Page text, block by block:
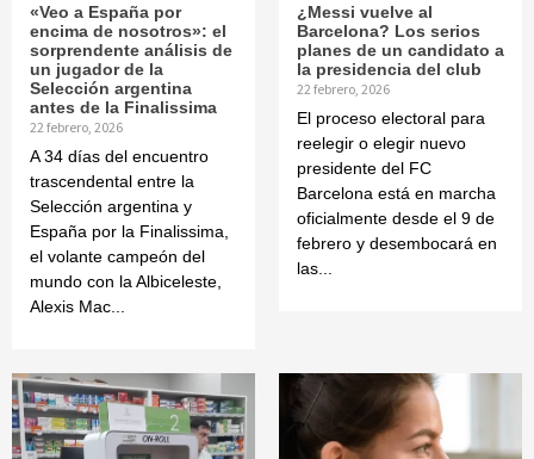
«Veo a España por
encima de nosotros»: el
sorprendente análisis de
un jugador de la
Selección argentina
antes de la Finalissima
22 febrero, 2026
A 34 días del encuentro
trascendental entre la
Selección argentina y
España por la Finalissima,
el volante campeón del
mundo con la Albiceleste,
Alexis Mac...
¿Messi vuelve al
Barcelona? Los serios
planes de un candidato a
la presidencia del club
22 febrero, 2026
El proceso electoral para
reelegir o elegir nuevo
presidente del FC
Barcelona está en marcha
oficialmente desde el 9 de
febrero y desembocará en
las...